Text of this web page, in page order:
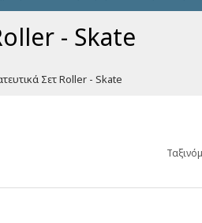
Σετ Roller - Skate
- Skate